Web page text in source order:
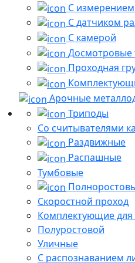
С
С датчиком
С камерой
Досмотровые
Проходная
Арочные
Триподы
Со считывателями
Раздвижные
Распашные
Тумбовые
Скоростной проход
Комплектующие для
Полуростовой
Уличные
С распознаванием